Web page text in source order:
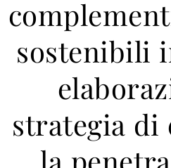
ITALIANO
Pur
miroirs
vitrines et
systèmes
Mood
Produits
tous les produits
Matériothèque
Milano Design Week 2026
Miroirs
TV Miroirs
Design
revendeurs
sostenibili
strategia di